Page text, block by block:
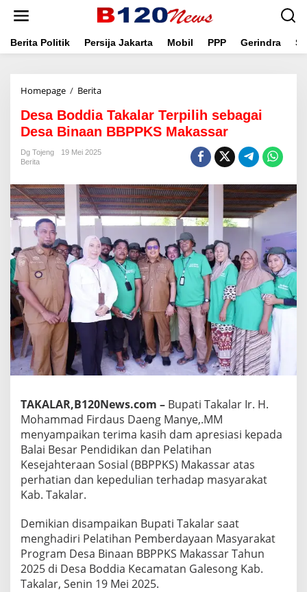
t
Berita Politik Persija Jakarta Mobil PPP Gerindra
Homepage / Berita
s
i
a
T
a
k
a
l
T
e
r
p
i
l
i
s
e
b
a
g
a
i
D
a
B
i
n
a
a
Desa Boddia Takalar Terpilih sebagai
Desa Binaan BBPPKS Makassar
Dg Tojeng
19 Mei 2025
Berita
TAKALAR,B120News.com – Bupati Takalar Ir. H.
Mohammad Firdaus Daeng Manye,.MM
menyampaikan terima kasih dam apresiasi kepada
Balai Besar Pendidikan dan Pelatihan
Kesejahteraan Sosial (BBPPKS) Makassar atas
perhatian dan kepedulian terhadap masyarakat
Kab. Takalar.
Demikian disampaikan Bupati Takalar saat
menghadiri Pelatihan Pemberdayaan Masyarakat
Program Desa Binaan BBPPKS Makassar Tahun
2025 di Desa Boddia Kecamatan Galesong Kab.
Takalar, Senin 19 Mei 2025.